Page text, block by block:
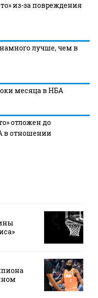
из-за повреждения
лучше, чем в
месяца в НБА
отложен до
в отношении